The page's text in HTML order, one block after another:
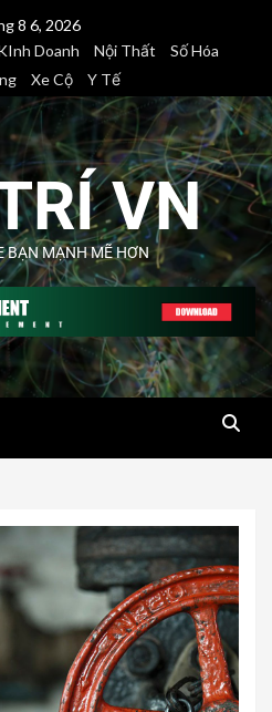
8 6, 2026
Doanh Nội Thất
Số Hóa
Xe Cộ Y Tế
VN
BẠN MẠNH MẼ HƠN